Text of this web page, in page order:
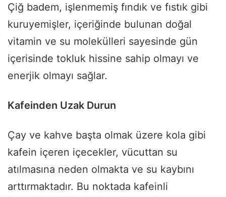
Çiğ badem, işlenmemiş fındık ve fıstık gibi
kuruyemişler, içeriğinde bulunan doğal
vitamin ve su molekülleri sayesinde gün
içerisinde tokluk hissine sahip olmayı ve
enerjik olmayı sağlar.
Kafeinden Uzak Durun
Çay ve kahve başta olmak üzere kola gibi
kafein içeren içecekler, vücuttan su
atılmasına neden olmakta ve su kaybını
arttırmaktadır. Bu noktada kafeinli